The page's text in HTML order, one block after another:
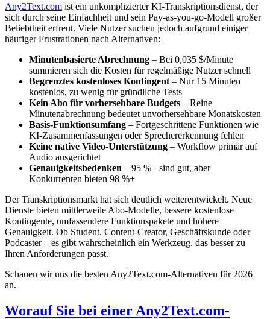
Any2Text.com ist ein unkomplizierter KI-Transkriptionsdienst, der
sich durch seine Einfachheit und sein Pay-as-you-go-Modell großer
Beliebtheit erfreut. Viele Nutzer suchen jedoch aufgrund einiger
häufiger Frustrationen nach Alternativen:
Minutenbasierte Abrechnung – Bei 0,035 $/Minute
summieren sich die Kosten für regelmäßige Nutzer schnell
Begrenztes kostenloses Kontingent – Nur 15 Minuten
kostenlos, zu wenig für gründliche Tests
Kein Abo für vorhersehbare Budgets – Reine
Minutenabrechnung bedeutet unvorhersehbare Monatskosten
Basis-Funktionsumfang – Fortgeschrittene Funktionen wie
KI-Zusammenfassungen oder Sprechererkennung fehlen
Keine native Video-Unterstützung – Workflow primär auf
Audio ausgerichtet
Genauigkeitsbedenken – 95 %+ sind gut, aber
Konkurrenten bieten 98 %+
Der Transkriptionsmarkt hat sich deutlich weiterentwickelt. Neue
Dienste bieten mittlerweile Abo-Modelle, bessere kostenlose
Kontingente, umfassendere Funktionspakete und höhere
Genauigkeit. Ob Student, Content-Creator, Geschäftskunde oder
Podcaster – es gibt wahrscheinlich ein Werkzeug, das besser zu
Ihren Anforderungen passt.
Schauen wir uns die besten Any2Text.com-Alternativen für 2026
an.
Worauf Sie bei einer Any2Text.com-